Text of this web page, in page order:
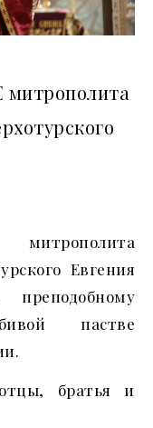
Евгения
преподобному
пастве
братья и